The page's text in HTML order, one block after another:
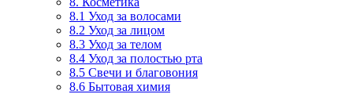
8.1 Уход за волосами
8.2 Уход за лицом
8.3 Уход за телом
8.4 Уход за полостью рта
8.5 Свечи и благовония
8.6 Бытовая химия